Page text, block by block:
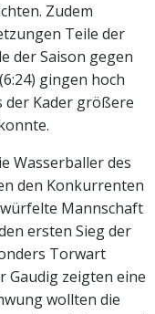
Zudem
Teile der
der Saison gegen
gingen hoch
der Kader größere
Wasserballer des
den Konkurrenten
Mannschaft
ersten Sieg der
Torwart
Gaudig zeigten eine
wollten die